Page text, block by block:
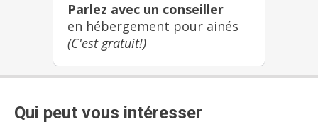
Parlez avec un conseiller
en hébergement pour ainés
(C'est gratuit!)
Qui peut vous intéresser